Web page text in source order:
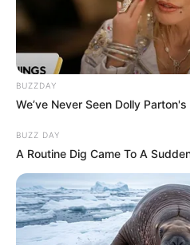
BUZZDAY
We’ve Never Seen Dolly
BUZZ DAY
A Routine Dig Came To A